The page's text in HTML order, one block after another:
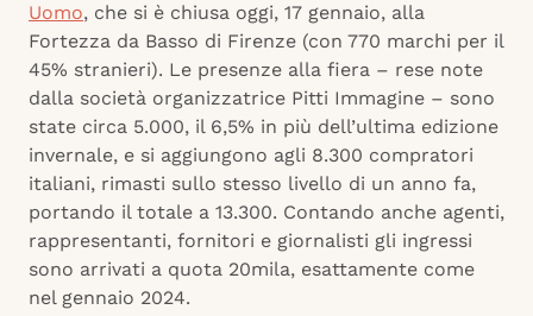
Uomo, che si è chiusa oggi, 17 gennaio, alla
Fortezza da Basso di Firenze (con 770 marchi per il
45% stranieri). Le presenze alla fiera – rese note
dalla società organizzatrice Pitti Immagine – sono
state circa 5.000, il 6,5% in più dell’ultima edizione
invernale, e si aggiungono agli 8.300 compratori
italiani, rimasti sullo stesso livello di un anno fa,
portando il totale a 13.300. Contando anche agenti,
rappresentanti, fornitori e giornalisti gli ingressi
sono arrivati a quota 20mila, esattamente come
nel gennaio 2024.